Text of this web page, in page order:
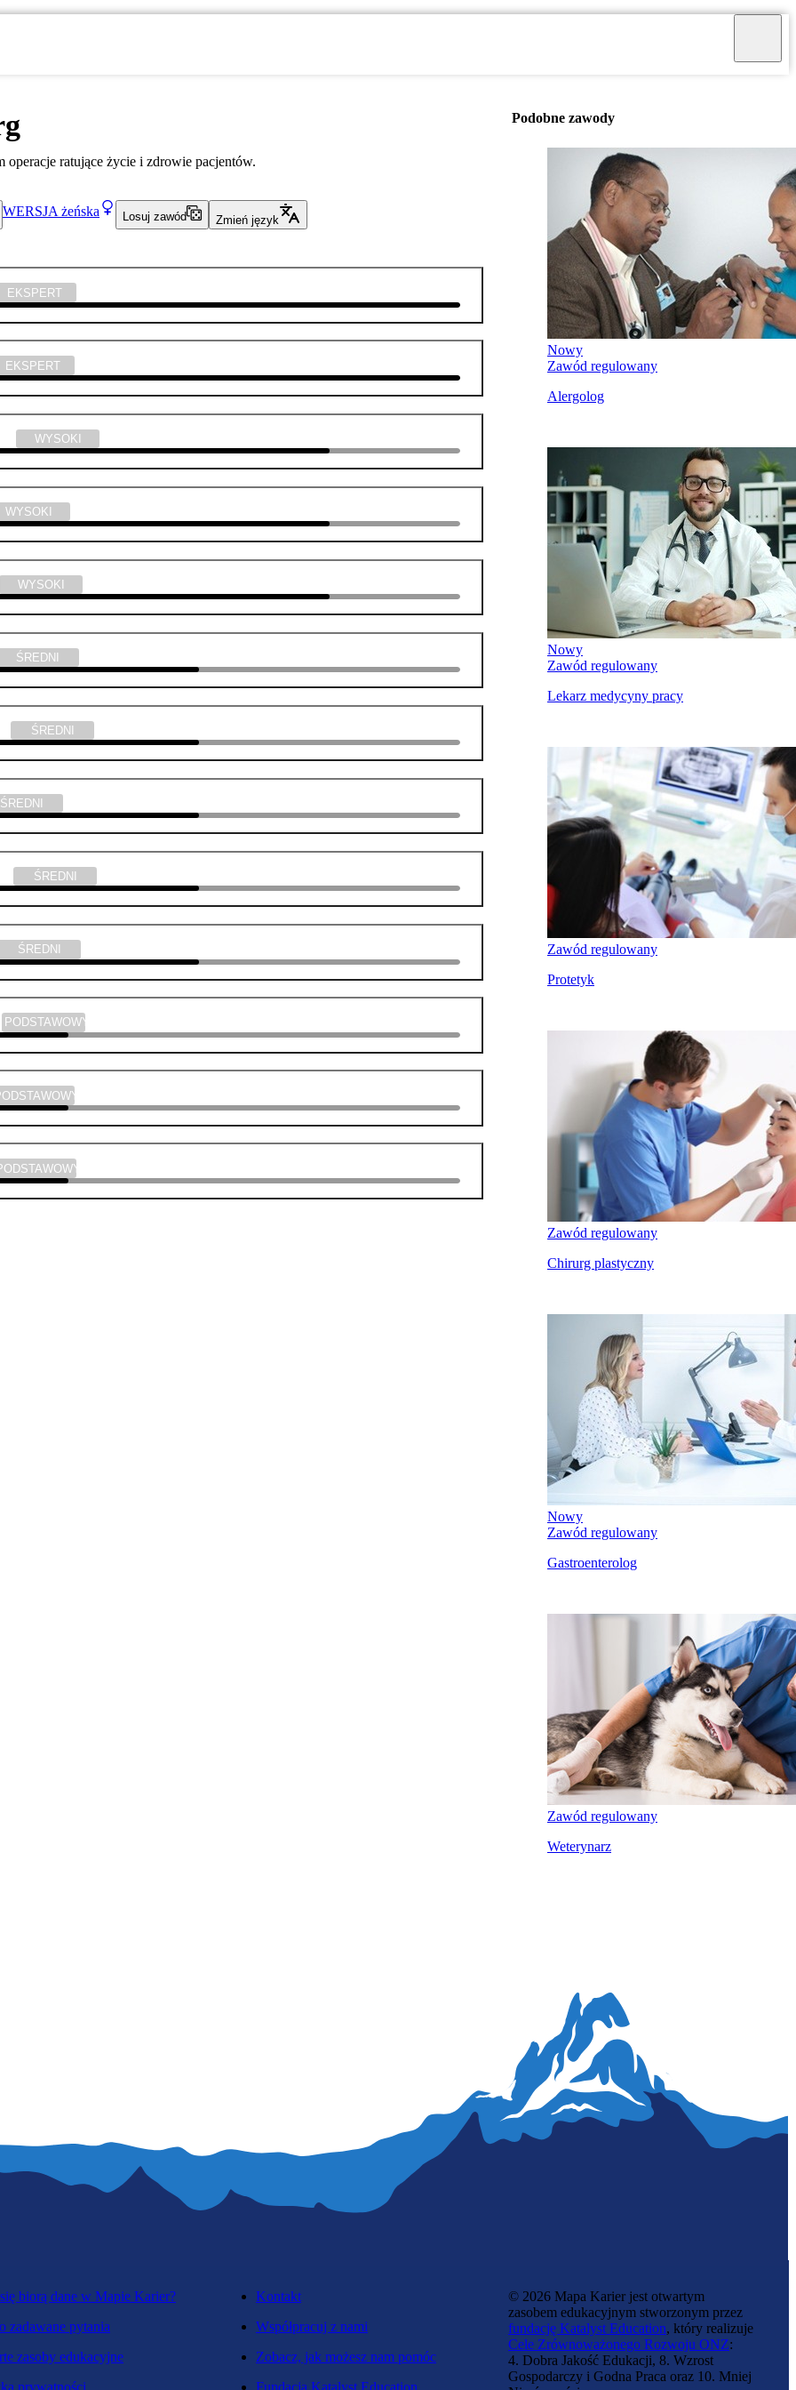
operacje ratujące życie i zdrowie pacjentów.
WERSJA żeńska Losuj zawód Zmień język
EKSPERT
EKSPERT
WYSOKI
WYSOKI
WYSOKI
ŚREDNI
ŚREDNI
ŚREDNI
ŚREDNI
ŚREDNI
PODSTAWOWY
PODSTAWOWY
PODSTAWOWY
Podobne zawody
Nowy
Zawód regulowany
Alergolog
Nowy
Zawód regulowany
Lekarz medycyny pracy
Zawód regulowany
Protetyk
Zawód regulowany
Chirurg plastyczny
Nowy
Zawód regulowany
Gastroenterolog
Zawód regulowany
Weterynarz
biorą dane w Mapie Karier?
zadawane pytania
zasoby edukacyjne
prywatności
Kontakt
Współpracuj z nami
Zobacz, jak możesz nam pomóc
Fundacja Katalyst Education
© 2026 Mapa Karier jest otwartym
zasobem edukacyjnym stworzonym przez
fundację Katalyst Education, który realizuje
Cele Zrównoważonego Rozwoju ONZ:
4. Dobra Jakość Edukacji, 8. Wzrost
Gospodarczy i Godna Praca oraz 10. Mniej